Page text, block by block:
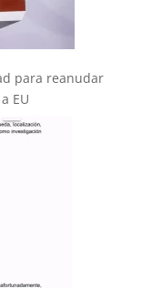
para reanudar
EU